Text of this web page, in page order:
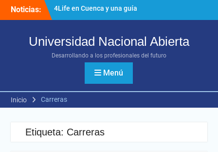
Noticias:
Healthy Trees Create
Stronger Communities: The
Care
properties safe, open, and
ready for whatever comes
4Life en Cuenca y una guía
clara para elegir productos
Universidad Nacional Abierta
Desarrollando a los profesionales del futuro
Menú
Inicio Carreras
Etiqueta: Carreras